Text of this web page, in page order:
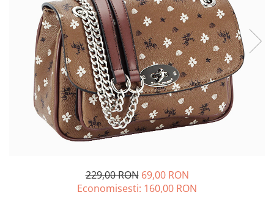
Incaltamine primavara-vara piele
Imbracaminte
Camasi si topuri
Blugi si pantaloni
Pulovere si cardigane
Rochii
Salopete
Incaltaminte toamna-iarna piele
229,00 RON 69,00 RON
Economisesti: 160,00 RON